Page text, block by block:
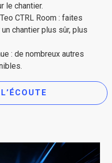
le chantier.
CTRL Room : faites
chantier plus sûr, plus
: de nombreux autres